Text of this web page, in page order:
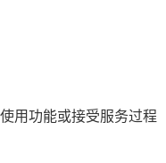
用功能或接受服务过程